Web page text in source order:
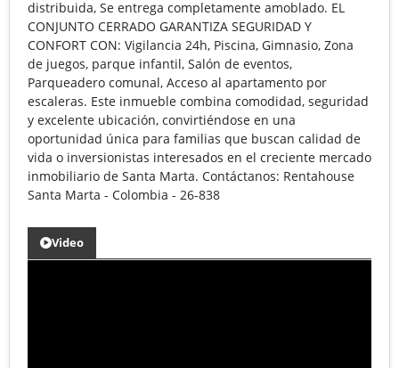
distribuida, Se entrega completamente amoblado. EL
CONJUNTO CERRADO GARANTIZA SEGURIDAD Y
CONFORT CON: Vigilancia 24h, Piscina, Gimnasio, Zona
de juegos, parque infantil, Salón de eventos,
Parqueadero comunal, Acceso al apartamento por
escaleras. Este inmueble combina comodidad, seguridad
y excelente ubicación, convirtiéndose en una
oportunidad única para familias que buscan calidad de
vida o inversionistas interesados en el creciente mercado
inmobiliario de Santa Marta. Contáctanos: Rentahouse
Santa Marta - Colombia - 26-838
Video